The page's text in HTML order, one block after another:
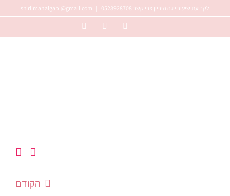
לקביעת שיעור יוגה היריון צרי קשר 0528928708 |
shirlimanalgabi@gmail.com
YouTube
Facebook
הקודם